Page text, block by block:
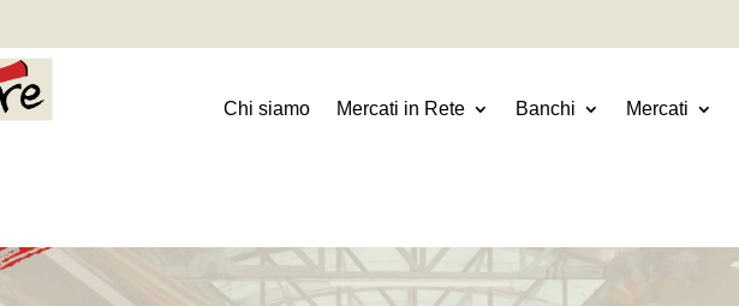
Chi siamo Mercati in Rete Banchi Mercati